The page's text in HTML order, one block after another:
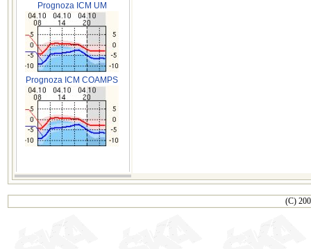
Prognoza ICM UM
Prognoza ICM COAMPS
(C)